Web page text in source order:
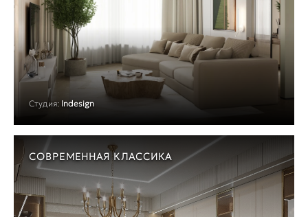
Студия: Indesign
СОВРЕМЕННАЯ КЛАССИКА